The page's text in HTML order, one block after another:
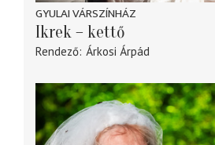
GYULAI VÁRSZÍNHÁZ
Ikrek – kettő
Rendező Árkosi Árpád